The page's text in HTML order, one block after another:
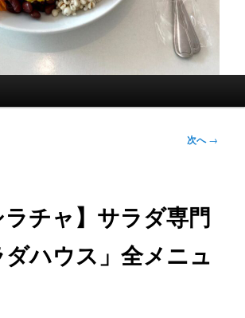
次へ→
チャ】サラダ専門
ハウス」全メニュ